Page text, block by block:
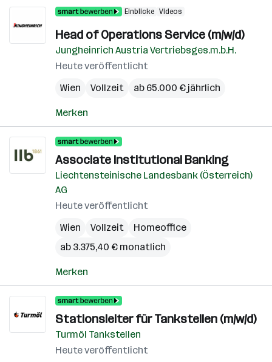
Einblicke Videos
Head of Operations Service (m/w/d)
Jungheinrich Austria Vertriebsges.m.b.H.
Heute veröffentlicht
Wien
Vollzeit ab 65.000 € jährlich
Merken
Associate Institutional Banking
Liechtensteinische Landesbank (Österreich)
AG
Heute veröffentlicht
Wien
Vollzeit
Homeoffice
ab 3.375,40 € monatlich
Merken
Stationsleiter für Tankstellen (m/w/d)
Turmöl Tankstellen
Heute veröffentlicht